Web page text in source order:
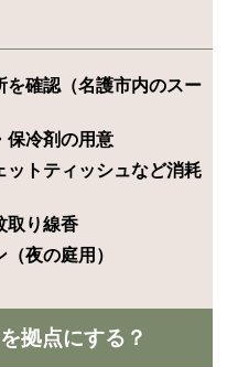
を確認（名護市内のスー
保冷剤の用意
ットティッシュなど消耗
取り線香
夜の庭用）
拠点にする？